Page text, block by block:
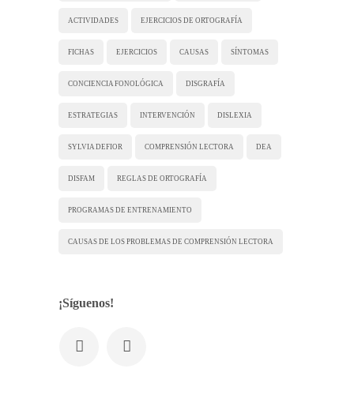
ACTIVIDADES EJERCICIOS DE ORTOGRAFÍA
FICHAS EJERCICIOS CAUSAS SÍNTOMAS
CONCIENCIA FONOLÓGICA DISGRAFÍA
ESTRATEGIAS INTERVENCIÓN DISLEXIA
SYLVIA DEFIOR COMPRENSIÓN LECTORA DEA
DISFAM REGLAS DE ORTOGRAFÍA
PROGRAMAS DE ENTRENAMIENTO
CAUSAS DE LOS PROBLEMAS DE COMPRENSIÓN LECTORA
¡Síguenos!